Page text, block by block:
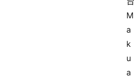
M
a
k
u
a